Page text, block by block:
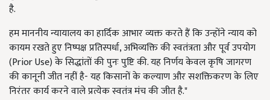
है.
हम माननीय न्यायालय का हार्दिक आभार व्यक्त करते हैं कि उन्होंने न्याय को
कायम रखते हुए निष्पक्ष प्रतिस्पर्धा, अभिव्यक्ति की स्वतंत्रता और पूर्व उपयोग
(Prior Use) के सिद्धांतों की पुनः पुष्टि की. यह निर्णय केवल कृषि जागरण
की कानूनी जीत नहीं है- यह किसानों के कल्याण और सशक्तिकरण के लिए
निरंतर कार्य करने वाले प्रत्येक स्वतंत्र मंच की जीत है."